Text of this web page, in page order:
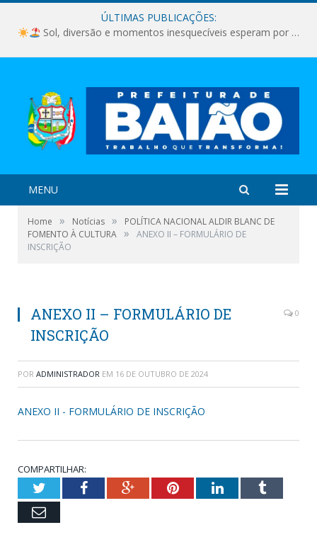
ÚLTIMAS PUBLICAÇÕES:
Sol, diversão e momentos inesquecíveis esperam por você!
MENU
Home » Notícias »
POLÍTICA NACIONAL ALDIR BLANC DE
FOMENTO À CULTURA »
ANEXO II – FORMULÁRIO DE
INSCRIÇÃO
ANEXO II – FORMULÁRIO DE
INSCRIÇÃO
0
POR ADMINISTRADOR EM 16 DE OUTUBRO DE 2024
ANEXO II - FORMULÁRIO DE INSCRIÇÃO
COMPARTILHAR:
TwitterFacebookGoogle+PinterestLinkedInTumblr
Email